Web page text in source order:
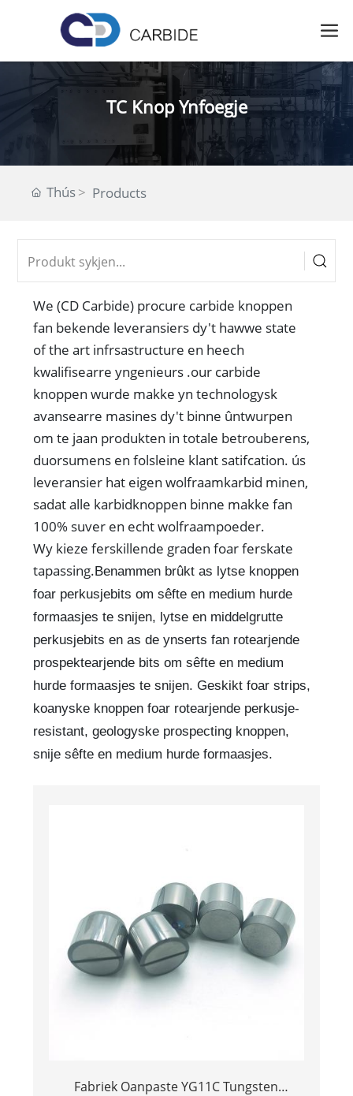
TC Knop Ynfoegje
Thús Products
We (CD Carbide) procure carbide knoppen
fan bekende leveransiers dy't hawwe state
of the art infrsastructure en heech
kwalifisearre yngenieurs .our carbide
knoppen wurde makke yn technologysk
avansearre masines dy't binne ûntwurpen
om te jaan produkten in totale betrouberens,
duorsumens en folsleine klant satifcation. ús
leveransier hat eigen wolfraamkarbid minen,
sadat alle karbidknoppen binne makke fan
100% suver en echt wolfraampoeder.
Wy kieze ferskillende graden foar ferskate
tapassing.Benammen brûkt as lytse knoppen
foar perkusjebits om sêfte en medium hurde
formaasjes te snijen, lytse en middelgrutte
perkusjebits en as de ynserts fan rotearjende
prospektearjende bits om sêfte en medium
hurde formaasjes te snijen. Geskikt foar strips,
koanyske knoppen foar rotearjende perkusje-
resistant, geologyske prospecting knoppen,
snije sêfte en medium hurde formaasjes.
Fabriek Oanpaste YG11C Tungsten